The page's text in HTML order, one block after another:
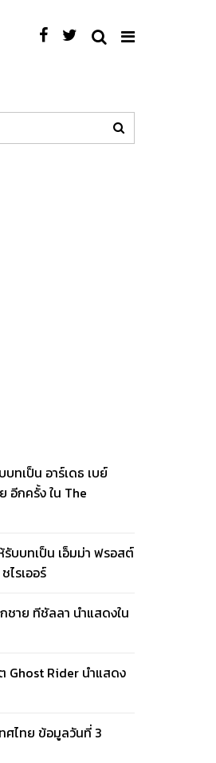
ทเป็น อาร์เดธ เบย์
อีกครั้ง ใน The
รับบทเป็น เอ็มม่า ฟรอสต์
ไรเออร์
าย ทีชัลลา นำแสดงใน
Ghost Rider นำแสดง
ศไทย ข้อมูลวันที่ 3